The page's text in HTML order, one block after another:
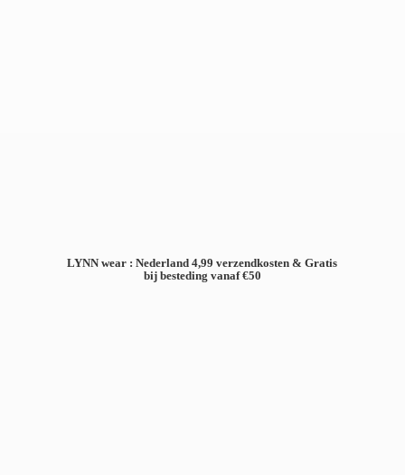
LYNN wear : Nederland 4,99 verzendkosten & Gratis
bij besteding vanaf €50